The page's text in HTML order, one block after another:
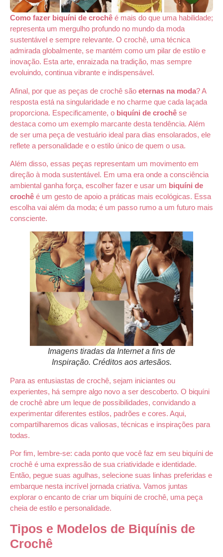
Como fazer biquíni de crochê é mais do que uma habilidade;
representa um mergulho profundo no mundo da moda
sustentável e sempre relevante. O crochê, uma técnica
admirada globalmente, se mantém como um pilar de estilo e
inovação. Esta arte, enraizada na tradição, mas sempre
evoluindo, continua vibrante e indispensável.
Afinal, por que as peças de crochê são eternas na moda? A
resposta está na singularidade e no charme que cada laçada
proporciona. Especificamente, o biquíni de crochê se
destaca como um exemplo marcante desta tendência. Além
de ser uma peça de vestuário ideal para dias ensolarados, ele
reflete a personalidade e o estilo único de quem o usa.
Além disso, essas peças representam um movimento em
direção à moda sustentável. Em uma era onde a consciência
ambiental ganha força, escolher fazer e usar um biquíni de
crochê é um gesto de apoio a práticas mais ecológicas. Essa
escolha vai além da moda; é um passo rumo a um futuro mais
consciente.
Imagens tiradas da Internet a fins de
Inspiração. Créditos aos artesãos.
Para as entusiastas de crochê, sejam iniciantes ou
experientes, há sempre algo novo a ser descoberto. O biquíni
de crochê abre um leque de possibilidades, convidando a
experimentar diferentes estilos, padrões e cores. Aqui,
compartilharemos dicas valiosas, técnicas e inspirações para
todas.
Por fim, lembre-se: cada ponto que você faz em seu biquíni de
crochê é uma expressão de sua criatividade e identidade.
Então, pegue suas agulhas, selecione suas linhas preferidas e
embarque nesta incrível jornada criativa. Vamos juntas
explorar o encanto de criar um biquíni de crochê, uma peça
cheia de estilo e personalidade.
Tipos e Modelos de Biquínis de
Crochê